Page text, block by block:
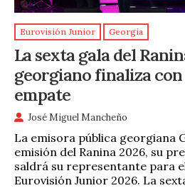
Eurovisión Junior Georgia
La sexta gala del
georgiano finaliza
empate
José Miguel Mancheño
La emisora pública georgiana
emisión del Ranina 2026, su
saldrá su representante para
Eurovisión Junior 2026. La